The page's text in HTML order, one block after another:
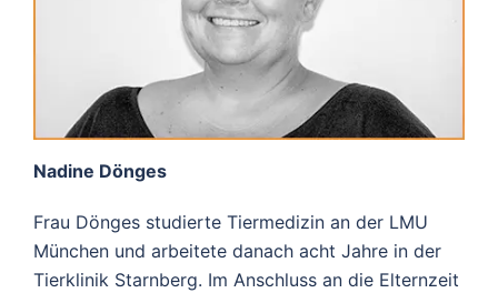
Nadine Dönges
Frau Dönges studierte Tiermedizin an der LMU
München und arbeitete danach acht Jahre in der
Tierklinik Starnberg. Im Anschluss an die Elternzeit